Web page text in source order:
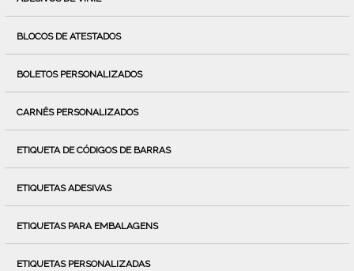
BLOCOS DE ATESTADOS
BOLETOS PERSONALIZADOS
CARNÊS PERSONALIZADOS
ETIQUETA DE CÓDIGOS DE BARRAS
ETIQUETAS ADESIVAS
ETIQUETAS PARA EMBALAGENS
ETIQUETAS PERSONALIZADAS